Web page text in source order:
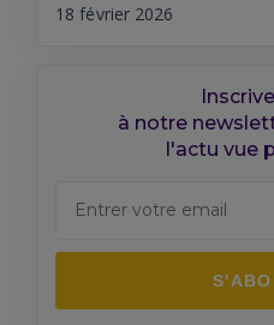
18 février 2026
à notre
l'actu vue